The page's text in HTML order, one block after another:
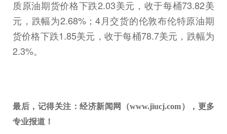
质原油期货价格下跌2.03美元，收于每桶73.82美
元，跌幅为2.68%；4月交货的伦敦布伦特原油期
货价格下跌1.85美元，收于每桶78.7美元，跌幅为
2.3%。
最后，记得关注：经济新闻网（www.jiucj.com），更多
专业报道！